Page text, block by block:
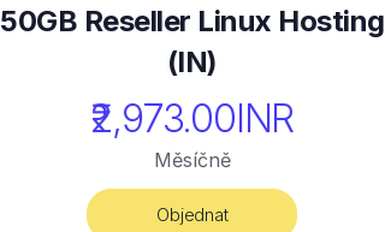
50GB Reseller Linux Hosting
(IN)
₹2,973.00INR
Měsíčně
Objednat